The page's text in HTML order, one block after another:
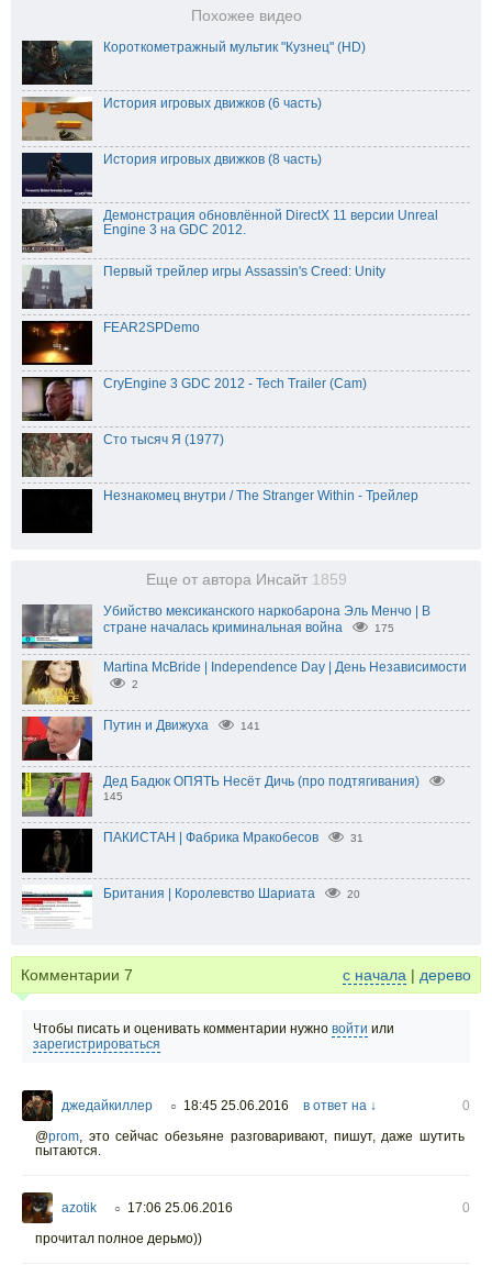
Похожее видео
Короткометражный мультик "Кузнец" (HD)
История игровых движков (6 часть)
История игровых движков (8 часть)
Демонстрация обновлённой DirectX 11 версии Unreal
Engine 3 на GDC 2012.
Первый трейлер игры Assassin's Creed: Unity
FEAR2SPDemo
CryEngine 3 GDC 2012 - Tech Trailer (Cam)
Сто тысяч Я (1977)
Незнакомец внутри / The Stranger Within - Трейлер
Еще от автора Инсайт 1859
Убийство мексиканского наркобарона Эль Менчо | В
стране началась криминальная война
175
Martina McBride | Independence Day | День Независимости
2
Путин и Движуха 141
Дед Бадюк ОПЯТЬ Несёт Дичь (про подтягивания)
145
ПАКИСТАН | Фабрика Мракобесов 31
Британия | Королевство Шариата 20
Комментарии 7 с начала | дерево
Чтобы писать и оценивать комментарии нужно войти или
зарегистрироваться
джедайкиллер ○ 18:45 25.06.2016 в ответ на ↓
0
@prom, это сейчас обезьяне разговаривают, пишут, даже шутить
пытаются.
azotik ○ 17:06 25.06.2016
0
прочитал полное дерьмо))